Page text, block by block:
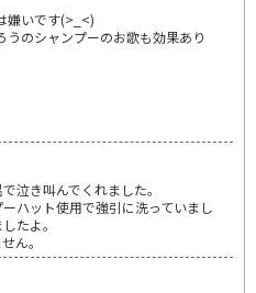
嫌いです(>_<)
うのシャンプーのお歌も効果あり
泣き叫んでくれました。
ハット使用で強引に洗っていまし
たよ。
ん。